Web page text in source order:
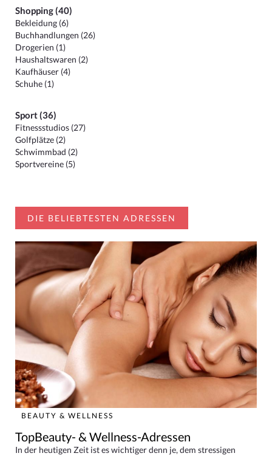
Shopping (40)
Bekleidung (6)
Buchhandlungen (26)
Drogerien (1)
Haushaltswaren (2)
Kaufhäuser (4)
Schuhe (1)
Sport (36)
Fitnessstudios (27)
Golfplätze (2)
Schwimmbad (2)
Sportvereine (5)
DIE BELIEBTESTEN ADRESSEN
BEAUTY & WELLNESS
TopBeauty- & Wellness-Adressen
In der heutigen Zeit ist es wichtiger denn je, dem stressigen